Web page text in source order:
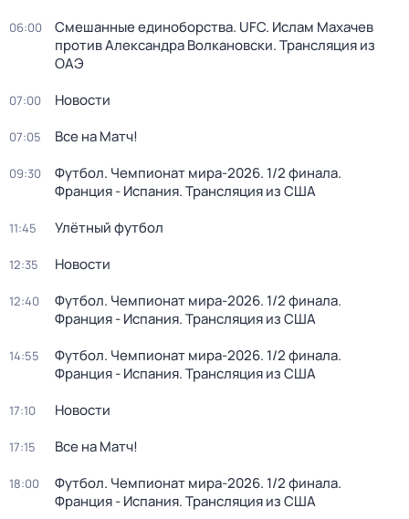
06:00
Смешанные единоборства. UFC. Ислам Махачев
против Александра Волкановски. Трансляция из
ОАЭ
07:00 Новости
07:05 Все на Матч!
09:30
Футбол. Чемпионат мира-2026. 1/2 финала.
Франция - Испания. Трансляция из США
11:45 Улётный футбол
12:35 Новости
12:40
Футбол. Чемпионат мира-2026. 1/2 финала.
Франция - Испания. Трансляция из США
14:55
Футбол. Чемпионат мира-2026. 1/2 финала.
Франция - Испания. Трансляция из США
17:10 Новости
17:15 Все на Матч!
18:00
Футбол. Чемпионат мира-2026. 1/2 финала.
Франция - Испания. Трансляция из США